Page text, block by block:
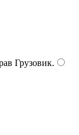
Грузовик.